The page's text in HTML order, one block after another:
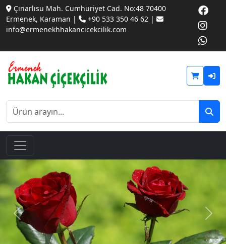
Çınarlısu Mah. Cumhuriyet Cad. No:48 70400
Ermenek, Karaman |
+90 533 350 46 62 |
info@ermenekhhakancicekcilik.com